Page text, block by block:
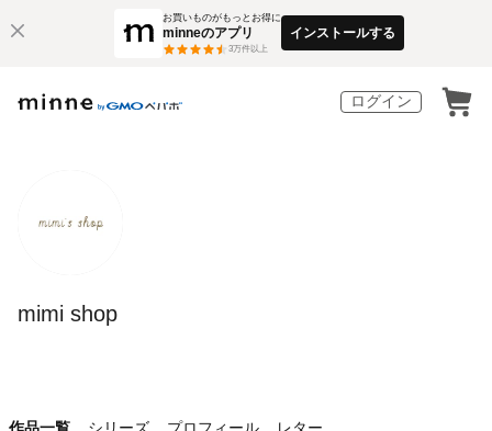
お買いものがもっとお得に
minneのアプリ
3万件以上
インストールする
ログイン
mimi shop
作品一覧 シリーズ プロフィール レター